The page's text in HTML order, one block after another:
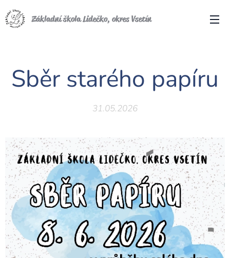
Základní škola Lidečko, okres Vsetín
Sběr starého papíru
31.05.2026